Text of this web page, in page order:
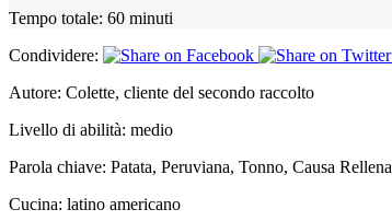
Tempo totale: 60 minuti
Condividere:
Autore: Colette, cliente del secondo raccolto
Livello di abilità: medio
Parola chiave: Patata, Peruviana, Tonno, Causa Rellena
Cucina: latino americano